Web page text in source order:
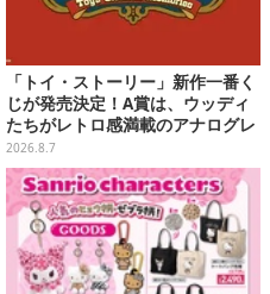
「トイ・ストーリー」新作一番く
じが発売決定！A賞は、ウッディ
たちがレトロ感満載のアナログレ
コード上を走る姿で立体化
2026.8.7